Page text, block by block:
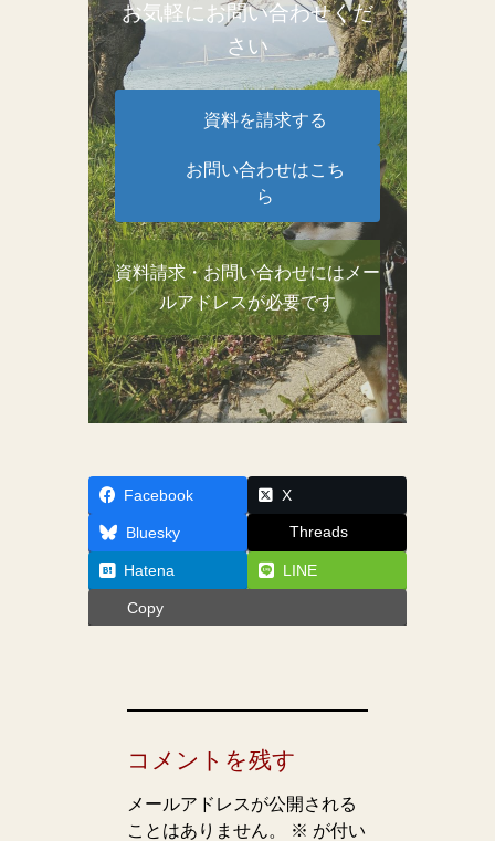
お気軽にお問い合わせくだ
さい
資料を請求する
お問い合わせはこち
ら
資料請求・お問い合わせにはメー
ルアドレスが必要です
Facebook X
Bluesky Threads
Hatena LINE
Copy
コメントを残す
メールアドレスが公開される
ことはありません。
※ が付い